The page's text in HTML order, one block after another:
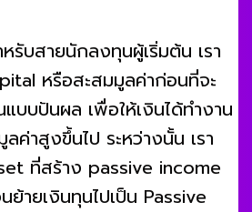
รับสายนักลงทุนผู้เริ่มต้น เรา
หรือสะสมมูลค่าก่อนที่จะ
บบปันผล เพื่อให้เงินได้ทำงาน
ค่าสูงขึ้นไป ระหว่างนั้น เรา
ที่สร้าง passive income
ย้ายเงินทุนไปเป็น Passive